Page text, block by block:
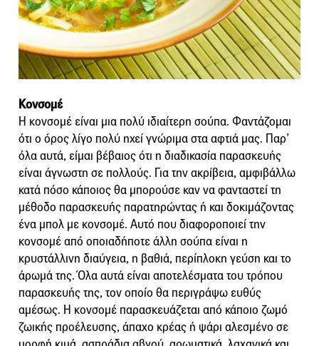
Κονσομέ
Η κονσομέ είναι μια πολύ ιδιαίτερη σούπα. Φαντάζομαι
ότι ο όρος λίγο πολύ ηχεί γνώριμα στα αφτιά μας. Παρ’
όλα αυτά, είμαι βέβαιος ότι η διαδικασία παρασκευής
είναι άγνωστη σε πολλούς. Για την ακρίβεια, αμφιβάλλω
κατά πόσο κάποιος θα μπορούσε καν να φανταστεί τη
μέθοδο παρασκευής παρατηρώντας ή και δοκιμάζοντας
ένα μπολ με κονσομέ. Αυτό που διαφοροποιεί την
κονσομέ από οποιαδήποτε άλλη σούπα είναι η
κρυστάλλινη διαύγεια, η βαθιά, περίπλοκη γεύση και το
άρωμά της. Όλα αυτά είναι αποτελέσματα του τρόπου
παρασκευής της, τον οποίο θα περιγράψω ευθύς
αμέσως. Η κονσομέ παρασκευάζεται από κάποιο ζωμό
ζωικής προέλευσης, άπαχο κρέας ή ψάρι αλεσμένο σε